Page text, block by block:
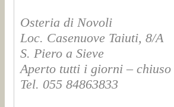
Osteria di Novoli
Loc. Casenuove Taiuti, 8/A
S. Piero a Sieve
Aperto tutti i giorni –
Tel. 055 84863833